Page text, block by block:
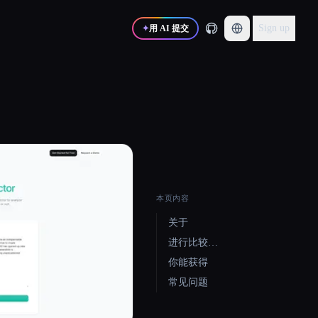
✦用 AI 提交 Sign up
本页内容
关于
进行比较…
你能获得
常见问题